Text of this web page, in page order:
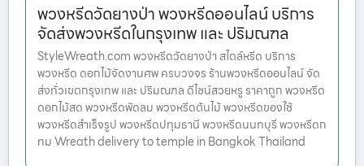
พวงหรีดวัดยางป่า พวงหรีดออนไลน์ บริการ
จัดส่งพวงหรีดในกรุงเทพ และ ปริมณฑล
StyleWreath.com พวงหรีดวัดยางป่า สไตล์หรีด บริการ
พวงหรีด ดอกไม้จัดงานศพ ครบวงจร ร้านพวงหรีดออนไลน์ จัด
ส่งทั่วเขตกรุงเทพ และ ปริมณฑล ดีไซน์สวยหรู ราคาถูก พวงหรีด
ดอกไม้สด พวงหรีดพัดลม พวงหรีดต้นไม้ พวงหรีดของใช้
พวงหรีดสำเร็จรูป พวงหรีดปทุมธานี พวงหรีดนนทบุรี พวงหรีดก
ทม Wreath delivery to temple in Bangkok Thailand